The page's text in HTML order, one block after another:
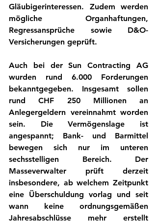
Gläubigerinteressen. Zudem werden
mögliche Organhaftungen,
Regressansprüche sowie D&O-
Versicherungen geprüft.
Auch bei der Sun Contracting AG
wurden rund 6.000 Forderungen
bekanntgegeben. Insgesamt sollen
rund CHF 250 Millionen an
Anlegergeldern vereinnahmt worden
sein. Die Vermögenslage ist
angespannt; Bank- und Barmittel
bewegen sich nur im unteren
sechsstelligen Bereich. Der
Masseverwalter prüft derzeit
insbesondere, ab welchem Zeitpunkt
eine Überschuldung vorlag und seit
wann keine ordnungsgemäßen
Jahresabschlüsse mehr erstellt